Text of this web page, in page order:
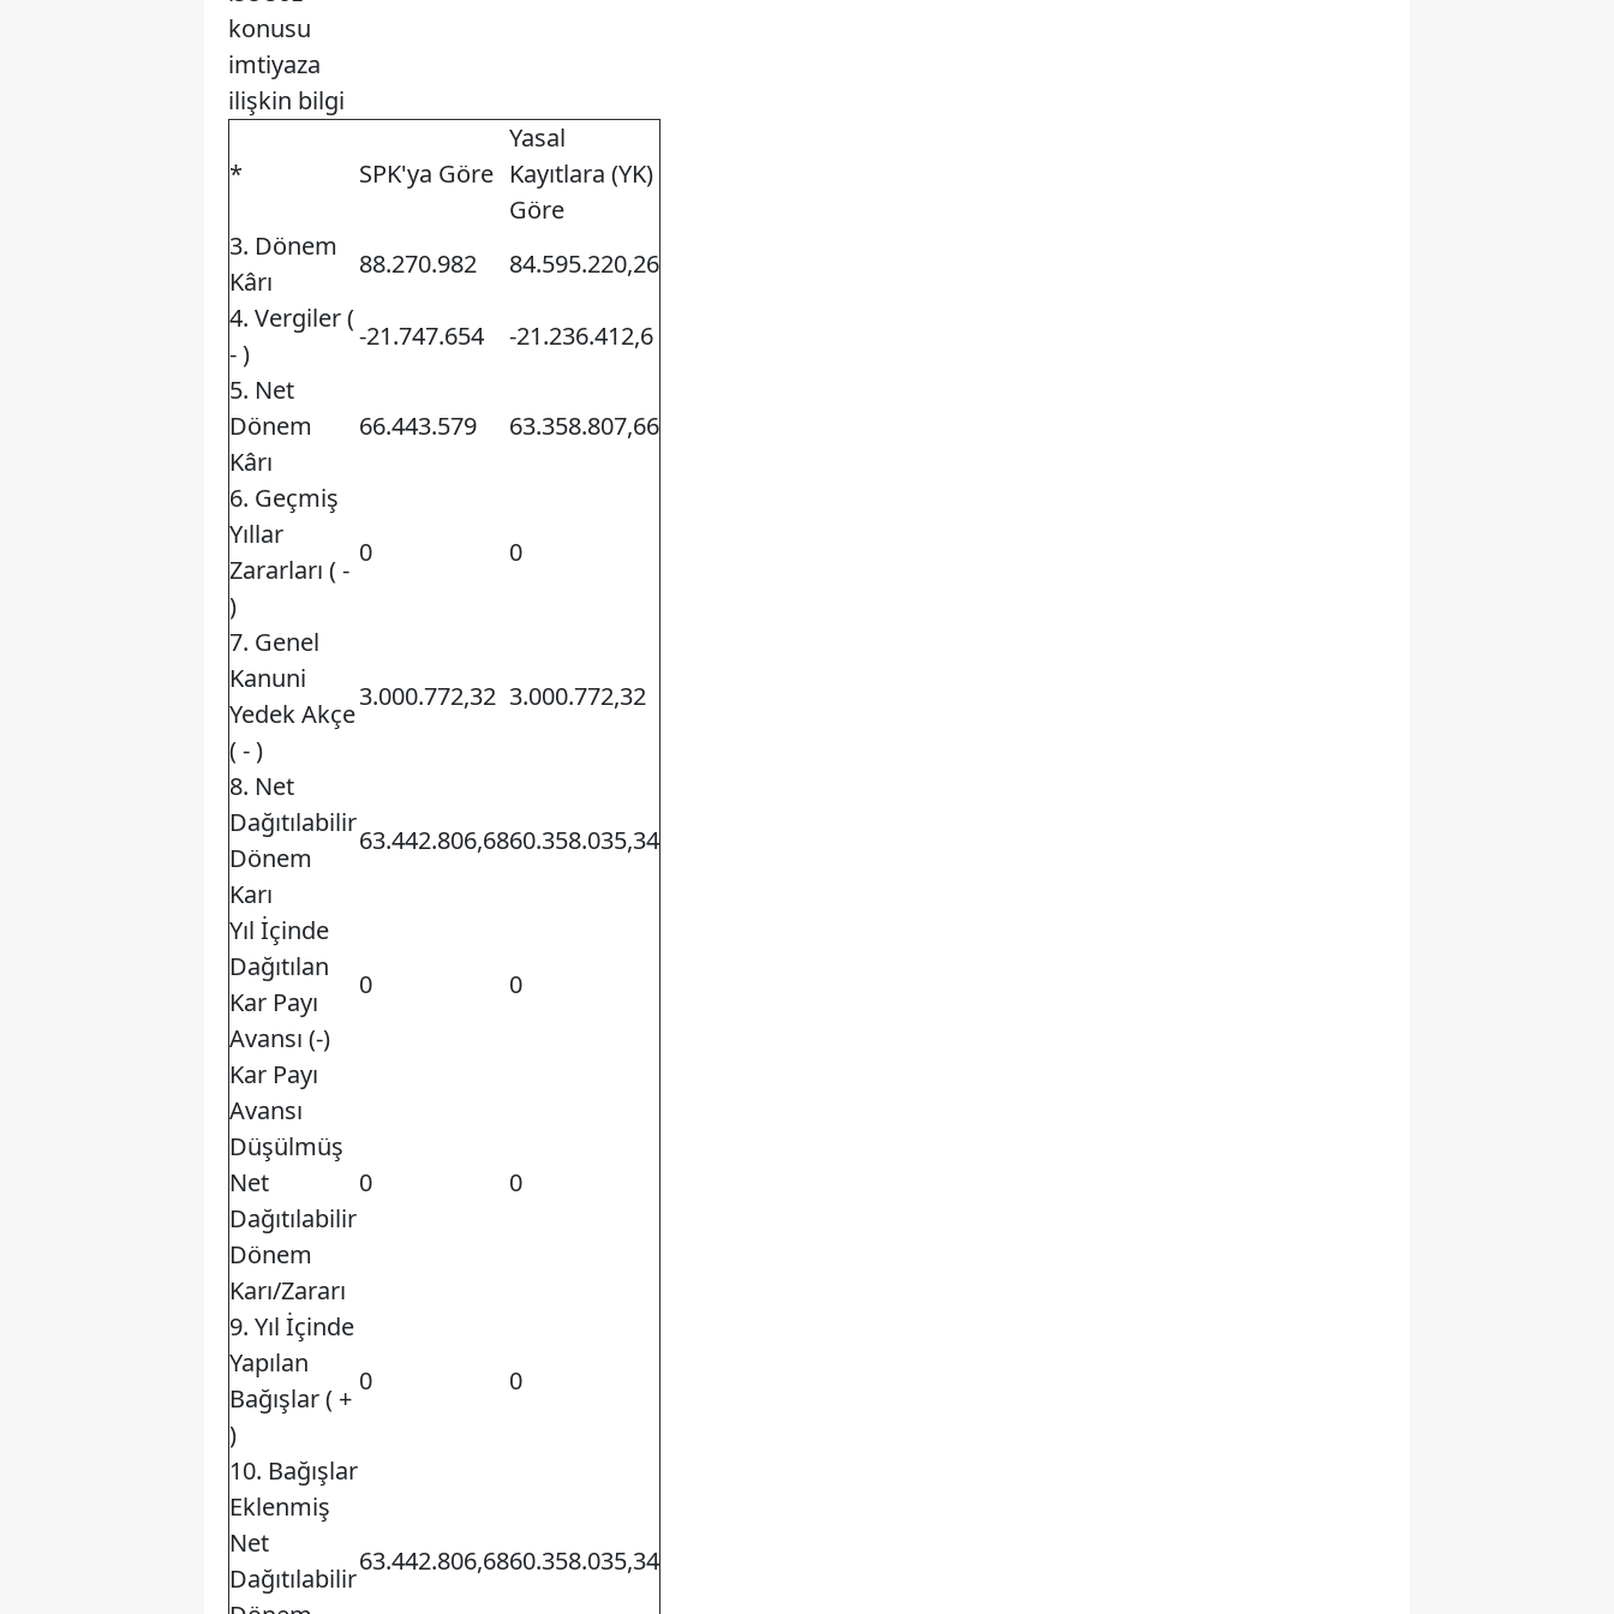
konusu
imtiyaza
ilişkin bilgi
* SPK'ya Göre
Yasal
Kayıtlara (YK)
Göre
3. Dönem
Kârı
88.270.982
84.595.220,26
4. Vergiler (
- )
-21.747.654
-21.236.412,6
5. Net
Dönem
Kârı
66.443.579 63.358.807,66
6. Geçmiş
Yıllar
Zararları ( -
)
0 0
7. Genel
Kanuni
Yedek Akçe
( - )
3.000.772,32 3.000.772,32
8. Net
Dağıtılabilir
Dönem
Karı
63.442.806,6860.358.035,34
Yıl İçinde
Dağıtılan
Kar Payı
Avansı (-)
0 0
Kar Payı
Avansı
Düşülmüş
Net
Dağıtılabilir
Dönem
Karı/Zararı
0 0
9. Yıl İçinde
Yapılan
Bağışlar ( +
)
0 0
10. Bağışlar
Eklenmiş
Net
Dağıtılabilir
63.442.806,6860.358.035,34